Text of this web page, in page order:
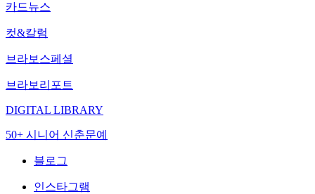
카드뉴스
컷&칼럼
브라보스페셜
브라보리포트
DIGITAL LIBRARY
50+ 시니어 신춘문예
블로그
인스타그램